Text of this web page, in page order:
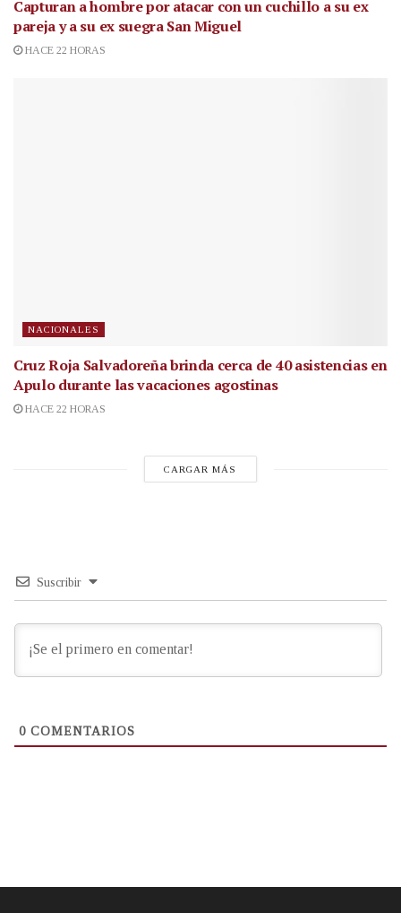
Capturan a hombre por atacar con un cuchillo a su ex
pareja y a su ex suegra San Miguel
HACE 22 HORAS
NACIONALES
Cruz Roja Salvadoreña brinda cerca de 40 asistencias en
Apulo durante las vacaciones agostinas
HACE 22 HORAS
CARGAR MÁS
Suscribir
0 COMENTARIOS